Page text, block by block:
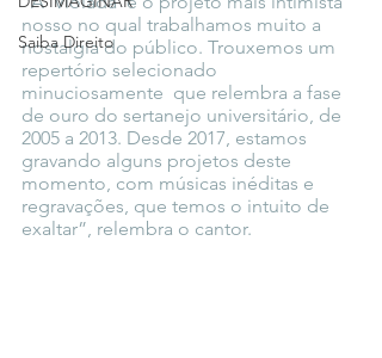
Saiba Direito
nosso no qual trabalhamos muito a
nostalgia do público. Trouxemos um
repertório selecionado
minuciosamente  que relembra a fase
de ouro do sertanejo universitário, de
2005 a 2013. Desde 2017, estamos
gravando alguns projetos deste
momento, com músicas inéditas e
regravações, que temos o intuito de
exaltar”, relembra o cantor.